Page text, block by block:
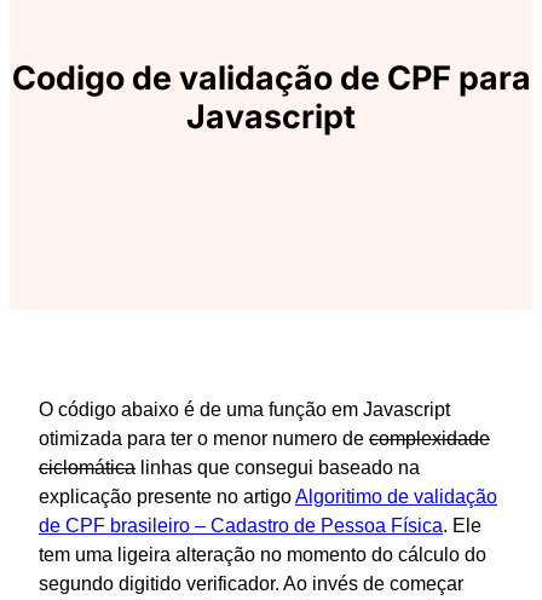
Codigo de validação de CPF para
Javascript
O código abaixo é de uma função em Javascript
otimizada para ter o menor numero de complexidade
ciclomática linhas que consegui baseado na
explicação presente no artigoAlgoritimo de validação
de CPF brasileiro – Cadastro de Pessoa Física. Ele
tem uma ligeira alteração no momento do cálculo do
segundo digitido verificador. Ao invés de começar